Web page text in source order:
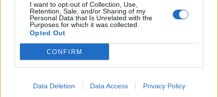
I want to opt-out of Collection, Use,
Retention, Sale, and/or Sharing of my
Personal Data that Is Unrelated with the
Purposes for which it was collected.
Opted Out
CONFIRM
Data Deletion Data Access Privacy Policy
Οι γιατροί νόμιζαν ότι είχε καρκίνο, αλλά
τελικά είχε μια αμοιβάδα που τρώει τον
εμβολιασμός Παγκόσμια Εβδομάδα Ανοσοποίησης ΣΦΕΕ